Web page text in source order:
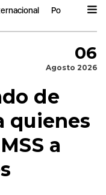
Política
06
Agosto 2026
de
quienes
a